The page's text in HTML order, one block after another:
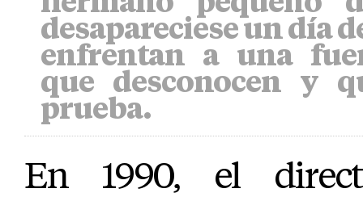
desapareciese un día
enfrentan a una
que desconocen y
prueba.
En 1990, el